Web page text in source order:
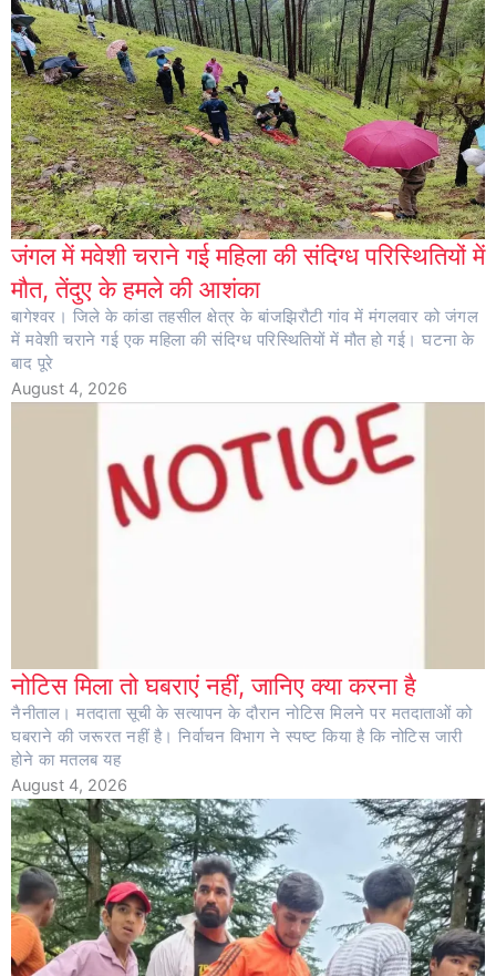
जंगल में मवेशी चराने गई महिला की संदिग्ध परिस्थितियों में
मौत, तेंदुए के हमले की आशंका
बागेश्वर। जिले के कांडा तहसील क्षेत्र के बांजझिरौटी गांव में मंगलवार को जंगल
में मवेशी चराने गई एक महिला की संदिग्ध परिस्थितियों में मौत हो गई। घटना के
बाद पूरे
August 4, 2026
नोटिस मिला तो घबराएं नहीं, जानिए क्या करना है
नैनीताल। मतदाता सूची के सत्यापन के दौरान नोटिस मिलने पर मतदाताओं को
घबराने की जरूरत नहीं है। निर्वाचन विभाग ने स्पष्ट किया है कि नोटिस जारी
होने का मतलब यह
August 4, 2026